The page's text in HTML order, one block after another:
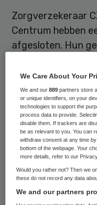
Zorgverzekeraar
Centrum hebben
afgesloten. Hun
maken en ‘zo
Het langlopende
Zuyderland hing
Eerder werd al
inzetten op een
komende tien
krijgen wil
naar buiten de
We Care About Your
We and our889 partners store
or unique identifiers, on your
technologies to support the
process data to provide.
disable them. If trackers are
be as relevant to you. You can
withdraw consent at any time
bottom of the webpage. Your
more details, refer to our
Would you rather not? Then we
these do not record any data
We and our partners